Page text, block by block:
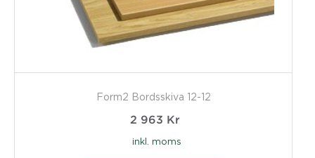
Form2 Bordsskiva 12-12
2 963 Kr
inkl. moms